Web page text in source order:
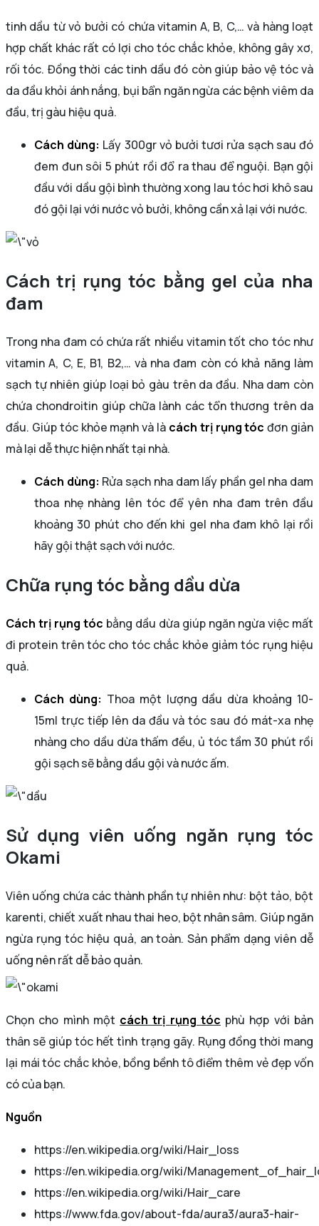
tinh dầu từ vỏ bưởi có chứa vitamin A, B, C,… và hàng loạt
hợp chất khác rất có lợi cho tóc chắc khỏe, không gây xơ,
rối tóc. Đồng thời các tinh dầu đó còn giúp bảo vệ tóc và
da đầu khỏi ánh nắng, bụi bẩn ngăn ngừa các bệnh viêm da
đầu, trị gàu hiệu quả.
Cách dùng: Lấy 300gr vỏ bưởi tươi rửa sạch sau đó
đem đun sôi 5 phút rồi đổ ra thau để nguội. Bạn gội
đầu với dầu gội bình thường xong lau tóc hơi khô sau
đó gội lại với nước vỏ bưởi, không cần xả lại với nước.
Cách trị rụng tóc bằng gel của nha
đam
Trong nha đam có chứa rất nhiều vitamin tốt cho tóc như
vitamin A, C, E, B1, B2,… và nha đam còn có khả năng làm
sạch tự nhiên giúp loại bỏ gàu trên da đầu. Nha dam còn
chứa chondroitin giúp chữa lành các tổn thương trên da
đầu. Giúp tóc khỏe mạnh và là cách trị rụng tóc đơn giản
mà lại dễ thực hiện nhất tại nhà.
Cách dùng: Rửa sạch nha dam lấy phần gel nha dam
thoa nhẹ nhàng lên tóc để yên nha đam trên đầu
khoảng 30 phút cho đến khi gel nha đam khô lại rồi
hãy gội thật sạch với nước.
Chữa rụng tóc bằng dầu dừa
Cách trị rụng tóc bằng dầu dừa giúp ngăn ngừa việc mất
đi protein trên tóc cho tóc chắc khỏe giảm tóc rụng hiệu
quả.
Cách dùng: Thoa một lượng dầu dừa khoảng 10-
15ml trực tiếp lên da đầu và tóc sau đó mát-xa nhẹ
nhàng cho dầu dừa thấm đều, ủ tóc tầm 30 phút rồi
gội sạch sẽ bằng dầu gội và nước ấm.
Sử dụng viên uống ngăn rụng tóc
Okami
Viên uống chứa các thành phần tự nhiên như: bột tảo, bột
karenti, chiết xuất nhau thai heo, bột nhân sâm. Giúp ngăn
ngừa rụng tóc hiệu quả, an toàn. Sản phẩm dạng viên dễ
uống nên rất dễ bảo quản.
Chọn cho mình một cách trị rụng tóc phù hợp với bản
thân sẽ giúp tóc hết tình trạng gãy. Rụng đồng thời mang
lại mái tóc chắc khỏe, bồng bềnh tô điểm thêm vẻ đẹp vốn
có của bạn.
Nguồn
https://en.wikipedia.org/wiki/Hair_loss
https://en.wikipedia.org/wiki/
https://en.wikipedia.org/wiki/Hair_care
https://www.fda.gov/about-fda/aura3/aura3-hair-